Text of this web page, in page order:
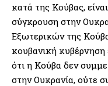
κατά της Κούβας,
σύγκρουση στην
Εξωτερικών της
κουβανική κυβέρνηση
ότι η Κούβα δεν
στην Ουκρανία, ούτε